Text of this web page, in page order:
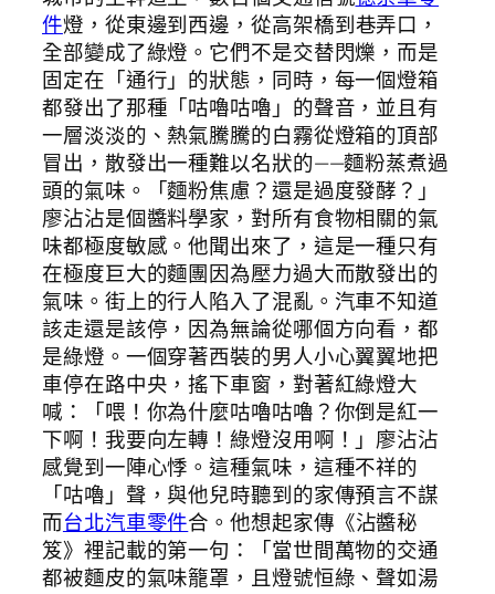
件燈，從東邊到西邊，從高架橋到巷弄口，
全部變成了綠燈。它們不是交替閃爍，而是
固定在「通行」的狀態，同時，每一個燈箱
都發出了那種「咕嚕咕嚕」的聲音，並且有
一層淡淡的、熱氣騰騰的白霧從燈箱的頂部
冒出，散發出一種難以名狀的——麵粉蒸煮過
頭的氣味。「麵粉焦慮？還是過度發酵？」
廖沾沾是個醬料學家，對所有食物相關的氣
味都極度敏感。他聞出來了，這是一種只有
在極度巨大的麵團因為壓力過大而散發出的
氣味。街上的行人陷入了混亂。汽車不知道
該走還是該停，因為無論從哪個方向看，都
是綠燈。一個穿著西裝的男人小心翼翼地把
車停在路中央，搖下車窗，對著紅綠燈大
喊：「喂！你為什麼咕嚕咕嚕？你倒是紅一
下啊！我要向左轉！綠燈沒用啊！」廖沾沾
感覺到一陣心悸。這種氣味，這種不祥的
「咕嚕」聲，與他兒時聽到的家傳預言不謀
而台北汽車零件合。他想起家傳《沾醬秘
笈》裡記載的第一句：「當世間萬物的交通
都被麵皮的氣味籠罩，且燈號恒綠、聲如湯